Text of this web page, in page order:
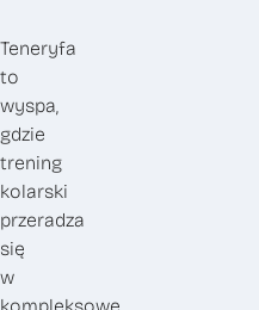
Teneryfa
to
wyspa,
gdzie
trening
kolarski
przeradza
się
w